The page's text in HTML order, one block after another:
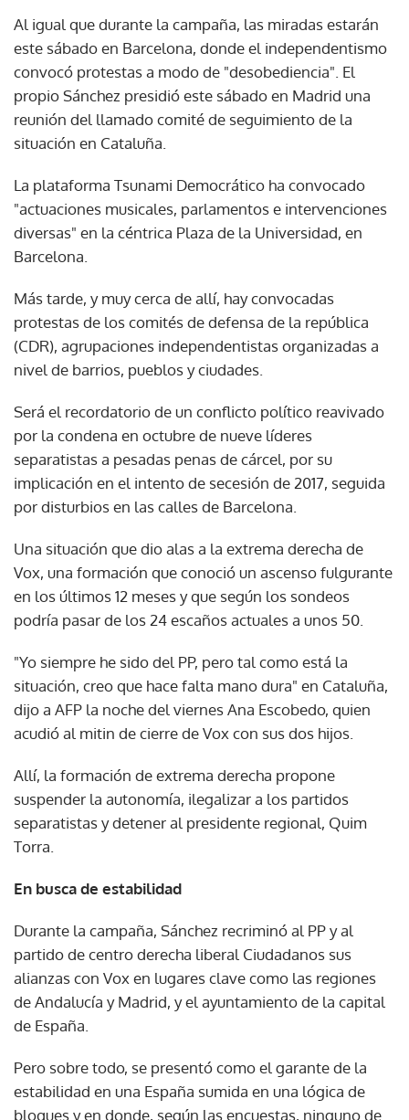
Al igual que durante la campaña, las miradas estarán
este sábado en Barcelona, donde el independentismo
convocó protestas a modo de "desobediencia". El
propio Sánchez presidió este sábado en Madrid una
reunión del llamado comité de seguimiento de la
situación en Cataluña.
La plataforma Tsunami Democrático ha convocado
"actuaciones musicales, parlamentos e intervenciones
diversas" en la céntrica Plaza de la Universidad, en
Barcelona.
Más tarde, y muy cerca de allí, hay convocadas
protestas de los comités de defensa de la república
(CDR), agrupaciones independentistas organizadas a
nivel de barrios, pueblos y ciudades.
Será el recordatorio de un conflicto político reavivado
por la condena en octubre de nueve líderes
separatistas a pesadas penas de cárcel, por su
implicación en el intento de secesión de 2017, seguida
por disturbios en las calles de Barcelona.
Una situación que dio alas a la extrema derecha de
Vox, una formación que conoció un ascenso fulgurante
en los últimos 12 meses y que según los sondeos
podría pasar de los 24 escaños actuales a unos 50.
"Yo siempre he sido del PP, pero tal como está la
situación, creo que hace falta mano dura" en Cataluña,
dijo a AFP la noche del viernes Ana Escobedo, quien
acudió al mitin de cierre de Vox con sus dos hijos.
Allí, la formación de extrema derecha propone
suspender la autonomía, ilegalizar a los partidos
separatistas y detener al presidente regional, Quim
Torra.
En busca de estabilidad
Durante la campaña, Sánchez recriminó al PP y al
partido de centro derecha liberal Ciudadanos sus
alianzas con Vox en lugares clave como las regiones
de Andalucía y Madrid, y el ayuntamiento de la capital
de España.
Pero sobre todo, se presentó como el garante de la
estabilidad en una España sumida en una lógica de
bloques y en donde, según las encuestas, ninguno de